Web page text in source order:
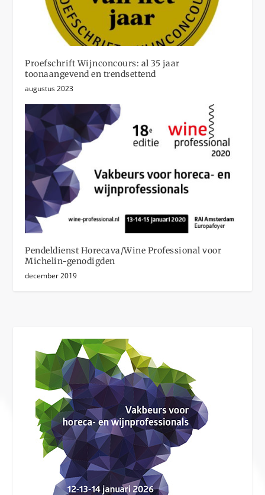
Proefschrift Wijnconcours: al 35 jaar
toonaangevend en trendsettend
augustus 2023
Pendeldienst Horecava/Wine Professional voor
Michelin-genodigden
december 2019